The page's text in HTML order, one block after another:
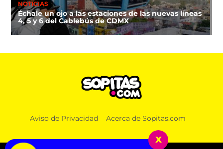
NOTICIAS
Échale un ojo a las estaciones de las nuevas líneas
4, 5 y 6 del Cablebús de CDMX
Aviso de Privacidad Acerca de Sopitas.com
x